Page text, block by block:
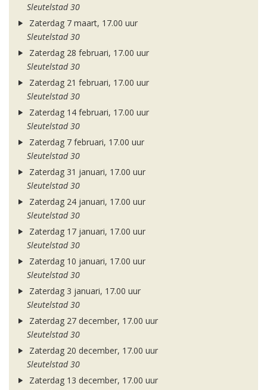
Sleutelstad 30
Zaterdag 7 maart, 17.00 uur
Sleutelstad 30
Zaterdag 28 februari, 17.00 uur
Sleutelstad 30
Zaterdag 21 februari, 17.00 uur
Sleutelstad 30
Zaterdag 14 februari, 17.00 uur
Sleutelstad 30
Zaterdag 7 februari, 17.00 uur
Sleutelstad 30
Zaterdag 31 januari, 17.00 uur
Sleutelstad 30
Zaterdag 24 januari, 17.00 uur
Sleutelstad 30
Zaterdag 17 januari, 17.00 uur
Sleutelstad 30
Zaterdag 10 januari, 17.00 uur
Sleutelstad 30
Zaterdag 3 januari, 17.00 uur
Sleutelstad 30
Zaterdag 27 december, 17.00 uur
Sleutelstad 30
Zaterdag 20 december, 17.00 uur
Sleutelstad 30
Zaterdag 13 december, 17.00 uur